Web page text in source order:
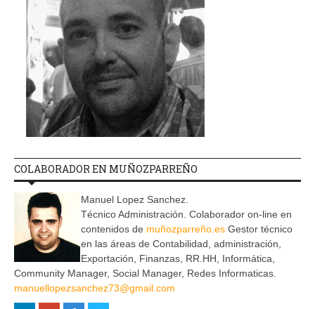
COLABORADOR EN MUÑOZPARREÑO
Manuel Lopez Sanchez.
Técnico Administración. Colaborador on-line en
contenidos de muñozparreño.es Gestor técnico
en las áreas de Contabilidad, administración,
Exportación, Finanzas, RR.HH, Informática,
Community Manager, Social Manager, Redes Informaticas.
manuellopezsanchez73@gmail.com